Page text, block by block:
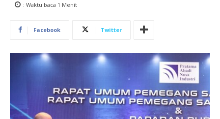
: Waktu baca 1 Menit
Facebook Twitter